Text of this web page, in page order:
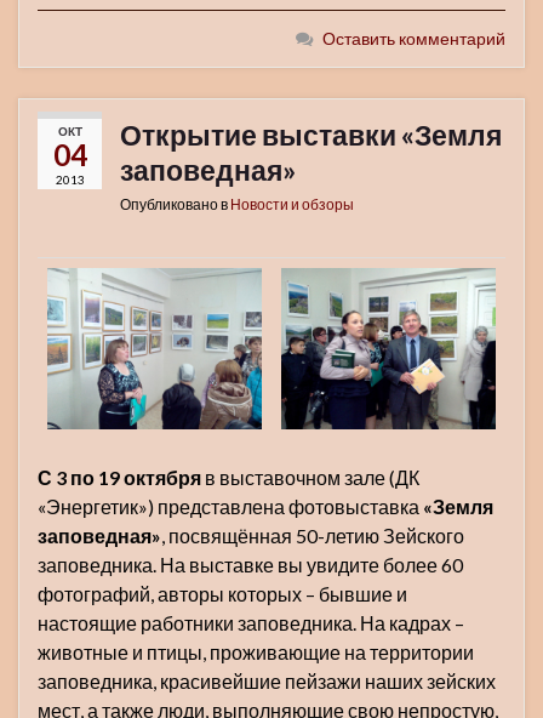
Оставить комментарий
ОКТ
04
2013
Открытие выставки «Земля
заповедная»
Опубликовано в Новости и обзоры
С 3 по 19 октября в выставочном зале (ДК
«Энергетик») представлена фотовыставка «Земля
заповедная», посвящённая 50-летию Зейского
заповедника. На выставке вы увидите более 60
фотографий, авторы которых – бывшие и
настоящие работники заповедника. На кадрах –
животные и птицы, проживающие на территории
заповедника, красивейшие пейзажи наших зейских
мест, а также люди, выполняющие свою непростую,